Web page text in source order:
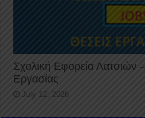
Σχολική Εφορεία Λατσιών
Εργασίας
July 12, 2026